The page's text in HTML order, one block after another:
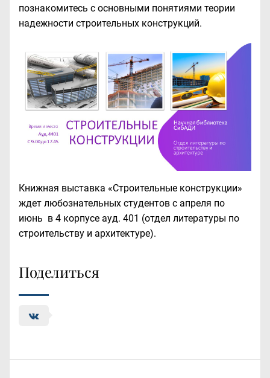
познакомитесь с основными понятиями теории
надежности строительных конструкций.
Книжная выставка «Строительные конструкции»
ждет любознательных студентов с апреля по
июнь в 4 корпусе ауд. 401 (отдел литературы по
строительству и архитектуре).
Поделиться